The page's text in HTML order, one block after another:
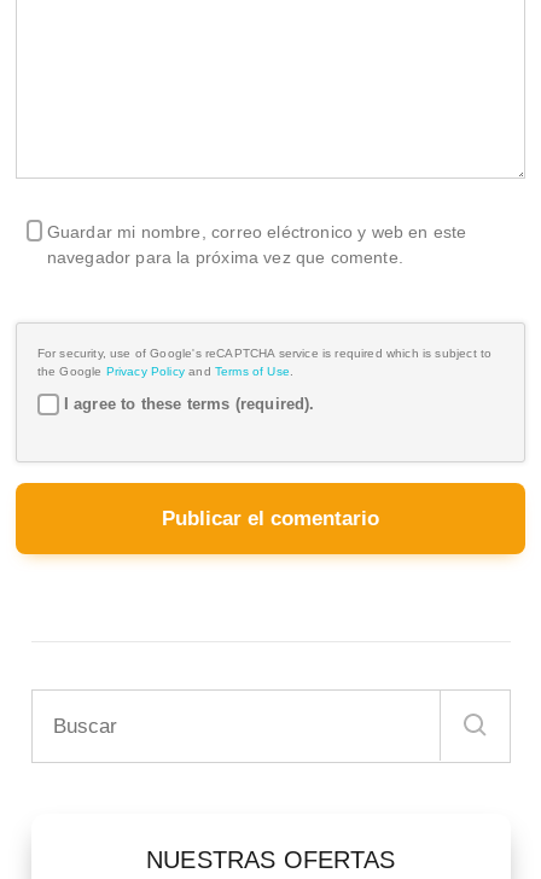
Guardar mi nombre, correo eléctronico y web en este
navegador para la próxima vez que comente.
For security, use of Google's reCAPTCHA service is required which is subject to
the Google Privacy Policy and Terms of Use.
I agree to these terms (required).
NUESTRAS OFERTAS